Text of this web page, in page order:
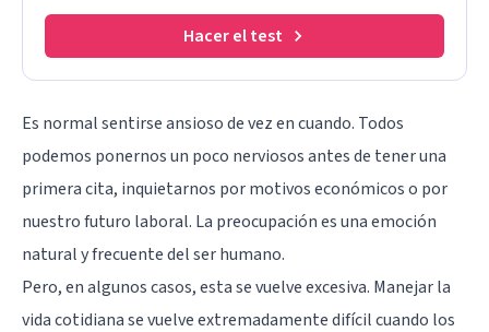
Hacer el test
Es normal sentirse ansioso de vez en cuando. Todos
podemos ponernos un poco nerviosos antes de tener una
primera cita, inquietarnos por motivos económicos o por
nuestro futuro laboral. La preocupación es una emoción
natural y frecuente del ser humano.
Pero, en algunos casos, esta se vuelve excesiva. Manejar la
vida cotidiana se vuelve extremadamente difícil cuando los